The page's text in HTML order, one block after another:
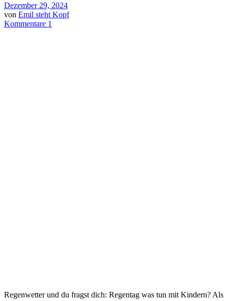
Dezember 29, 2024
von Emil steht Kopf
Kommentare 1
Regenwetter und du fragst dich: Regentag was tun mit Kindern? Als